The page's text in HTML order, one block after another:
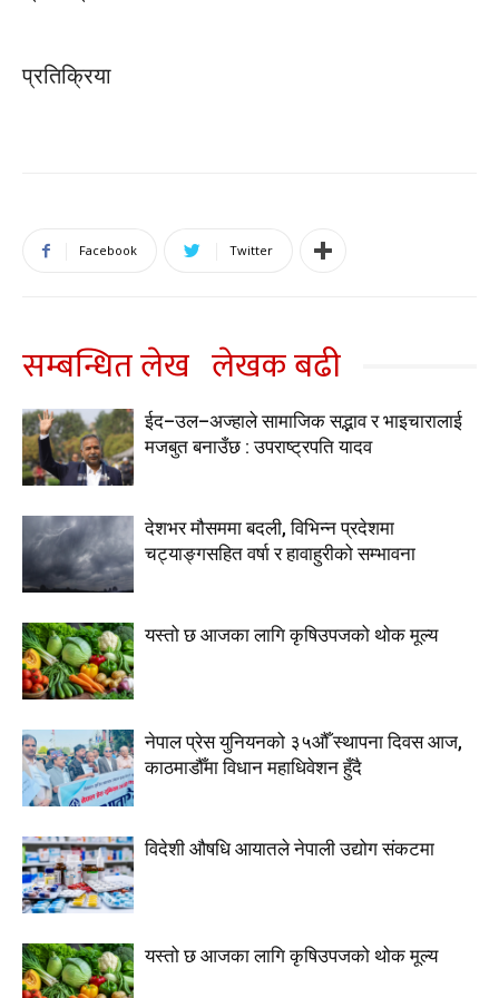
प्रतिक्रिया
Facebook Twitter
सम्बन्धित लेख लेखक बढी
ईद–उल–अज्हाले सामाजिक सद्भाव र भाइचारालाई
मजबुत बनाउँछ : उपराष्ट्रपति यादव
देशभर मौसममा बदली, विभिन्न प्रदेशमा
चट्याङ्गसहित वर्षा र हावाहुरीको सम्भावना
यस्तो छ आजका लागि कृषिउपजको थोक मूल्य
नेपाल प्रेस युनियनको ३५औँ स्थापना दिवस आज,
काठमाडौँमा विधान महाधिवेशन हुँदै
विदेशी औषधि आयातले नेपाली उद्योग संकटमा
यस्तो छ आजका लागि कृषिउपजको थोक मूल्य